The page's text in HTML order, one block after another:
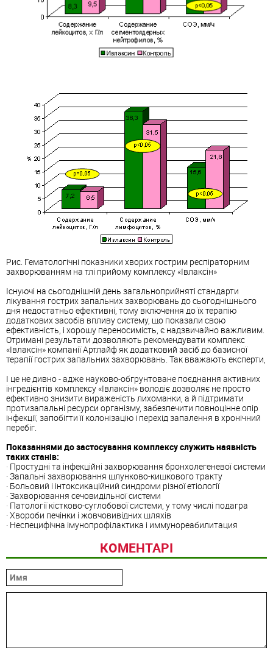
Рис. Гематологічні показники хворих гострим респіраторним
захворюванням на тлі прийому комплексу «Івлаксін»
Існуючі на сьогоднішній день загальноприйняті стандарти
лікування гострих запальних захворювань до сьогоднішнього
дня недостатньо ефективні, тому включення до їх терапію
додаткових засобів впливу систему, що показали свою
ефективність, і хорошу переносимість, є надзвичайно важливим.
Отримані результати дозволяють рекомендувати комплекс
«Івлаксін» компанії Артлайф як додатковий засіб до базисної
терапії гострих запальних захворювань. Так вважають експерти,
І це не дивно - адже науково-обгрунтоване поєднання активних
інгредієнтів комплексу «Івлаксін» володіє дозволяє не просто
ефективно знизити вираженість лихоманки, а й підтримати
протизапальні ресурси організму, забезпечити повноцінне опір
інфекції, запобігти її колонізацію і перехід запалення в хронічний
перебіг.
Показаннями до застосування комплексу служить наявність
таких станів:
· Простудні та інфекційні захворювання бронхолегеневої системи
· Запальні захворювання шлунково-кишкового тракту
· Больовий і інтоксикаційний синдроми різної етіології
·Захворювання сечовидільної системи
· Патології кістково-суглобової системи, у тому числі подагра
· Хвороби печінки і жовчовивідних шляхів
· Неспецифічна імунопрофілактика і иммунореабилитация
КОМЕНТАРІ